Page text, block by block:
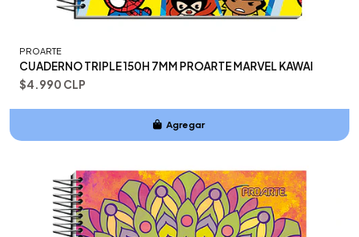
PROARTE
CUADERNO TRIPLE 150H 7MM PROARTE MARVEL KAWAI
$4.990 CLP
Agregar